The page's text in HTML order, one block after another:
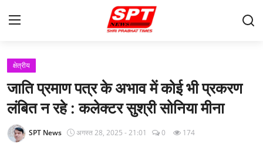
मुखपृष्ठ
Contact
क्षेत्रीय
जाति प्रमाण पत्र के अभाव में कोई भी प्रकरण
लंबित न रहे : कलेक्टर सुश्री सोनिया मीना
SPT News अगस्त 28, 2025 - 21:01 0 174